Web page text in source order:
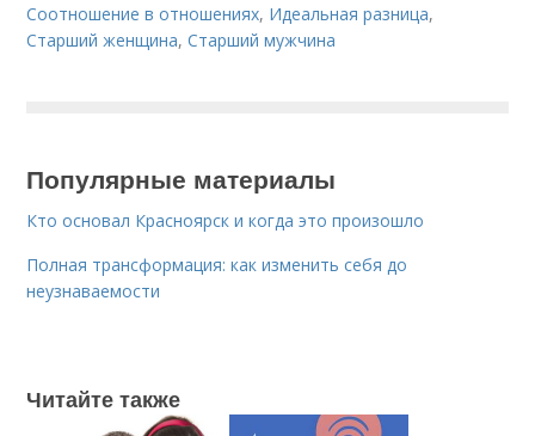
Соотношение в отношениях, Идеальная разница,
Старший женщина,Старший мужчина
Популярные материалы
Кто основал Красноярск и когда это произошло
Полная трансформация: как изменить себя до
неузнаваемости
Читайте также